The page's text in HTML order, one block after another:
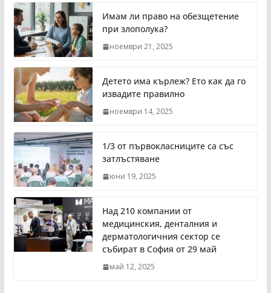
Имам ли право на обезщетение
при злополука?
ноември 21, 2025
Детето има кърлеж? Ето как да го
извадите правилно
ноември 14, 2025
1/3 от първокласниците са със
затлъстяване
юни 19, 2025
Над 210 компании от
медицинския, денталния и
дерматологичния сектор се
събират в София от 29 май
май 12, 2025